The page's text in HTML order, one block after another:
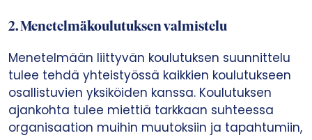
2.Menetelmäkoulutuksen valmistelu
Menetelmään liittyvän koulutuksen suunnittelu
tulee tehdä yhteistyössä kaikkien koulutukseen
osallistuvien yksiköiden kanssa. Koulutuksen
ajankohta tulee miettiä tarkkaan suhteessa
organisaation muihin muutoksiin ja tapahtumiin,